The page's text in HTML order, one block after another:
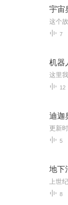
宇宙
这个
7
机器
这里
12
迪迦
5
地下
8